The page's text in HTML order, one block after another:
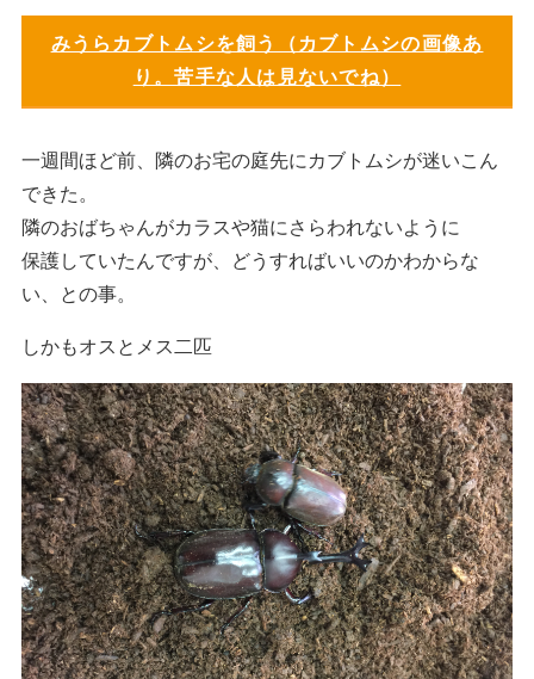
みうらカブトムシを飼う（カブトムシの画像あ
り。苦手な人は見ないでね）
一週間ほど前、隣のお宅の庭先にカブトムシが迷いこん
できた。
隣のおばちゃんがカラスや猫にさらわれないように
保護していたんですが、どうすればいいのかわからな
い、との事。
しかもオスとメス二匹